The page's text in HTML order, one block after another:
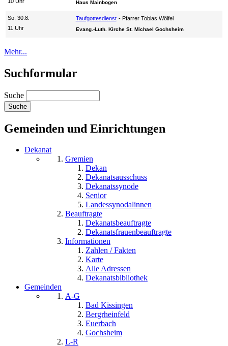
Haus Mainbogen
So, 30.8.
11 Uhr
Taufgottesdienst Pfarrer Tobias Wölfel
Evang.-Luth. Kirche St. Michael Gochsheim
Mehr...
Suchformular
Suche
Gemeinden und Einrichtungen
Dekanat
Gremien
Dekan
Dekanatsausschuss
Dekanatssynode
Senior
Landessynodalinnen
Beauftragte
Dekanatsbeauftragte
Dekanatsfrauenbeauftragte
Informationen
Zahlen / Fakten
Karte
Alle Adressen
Dekanatsbibliothek
Gemeinden
A-G
Bad Kissingen
Bergrheinfeld
Euerbach
Gochsheim
L-R